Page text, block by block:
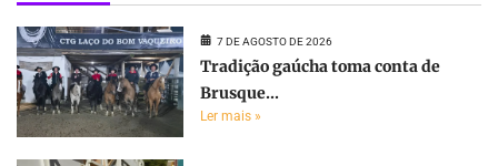
7 DE AGOSTO DE 2026
Tradição gaúcha toma conta de
Brusque...
Ler mais »